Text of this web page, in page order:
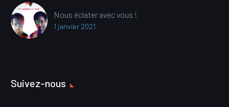
Nous éclater avec vous !
1 janvier 2021
Suivez-nous